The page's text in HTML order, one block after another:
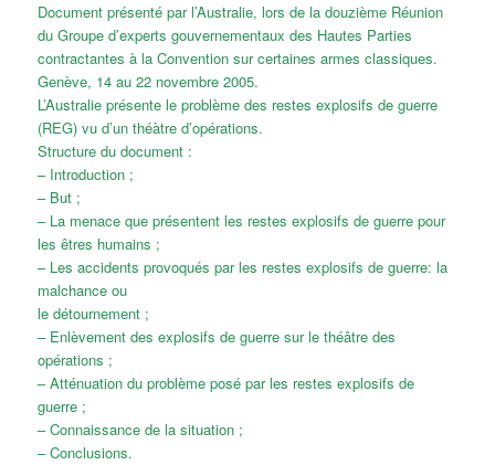
Document présenté par l’Australie, lors de la douzième Réunion
du Groupe d’experts gouvernementaux des Hautes Parties
contractantes à la Convention sur certaines armes classiques.
Genève, 14 au 22 novembre 2005.
L’Australie présente le problème des restes explosifs de guerre
(REG) vu d’un théàtre d’opérations.
Structure du document :
– Introduction ;
– But ;
– La menace que présentent les restes explosifs de guerre pour
les êtres humains ;
– Les accidents provoqués par les restes explosifs de guerre: la
malchance ou
le détournement ;
– Enlèvement des explosifs de guerre sur le théâtre des
opérations ;
– Atténuation du problème posé par les restes explosifs de
guerre ;
– Connaissance de la situation ;
– Conclusions.